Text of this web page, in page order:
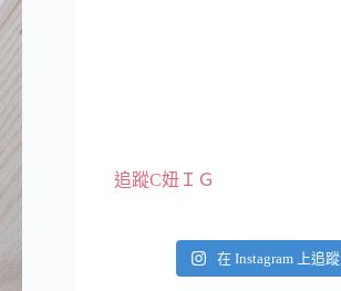
追蹤C妞ＩＧ
在 Instagram 上追蹤